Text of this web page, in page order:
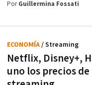
PorGuillermina Fossati
Netflix, Disney+,
uno los precios
ECONOMÍA/ Streaming